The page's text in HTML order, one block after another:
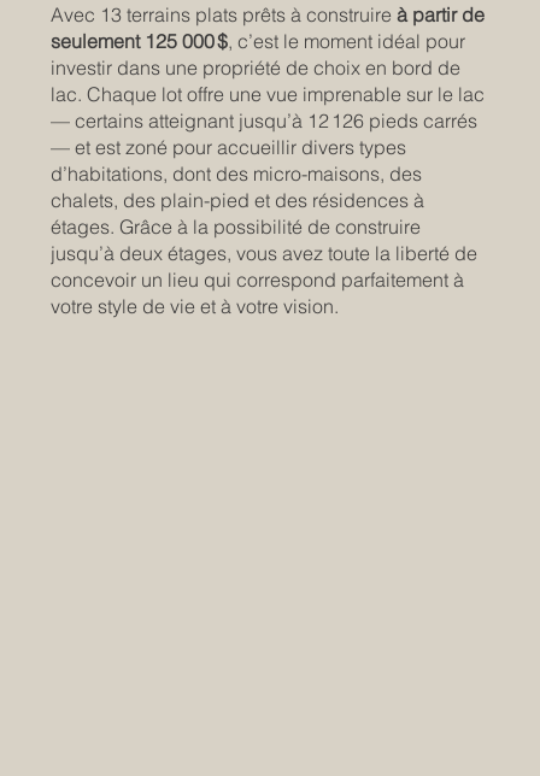
Avec 13 terrains plats prêts à construireà partir de
seulement 125 000 $, c’est le moment idéal pour
investir dans une propriété de choix en bord de
lac. Chaque lot offre une vue imprenable sur le lac
— certains atteignant jusqu’à 12 126 pieds carrés
— et est zoné pour accueillir divers types
d’habitations, dont des micro-maisons, des
chalets, des plain-pied et des résidences à
étages. Grâce à la possibilité de construire
jusqu’à deux étages, vous avez toute la liberté de
concevoir un lieu qui correspond parfaitement à
votre style de vie et à votre vision.